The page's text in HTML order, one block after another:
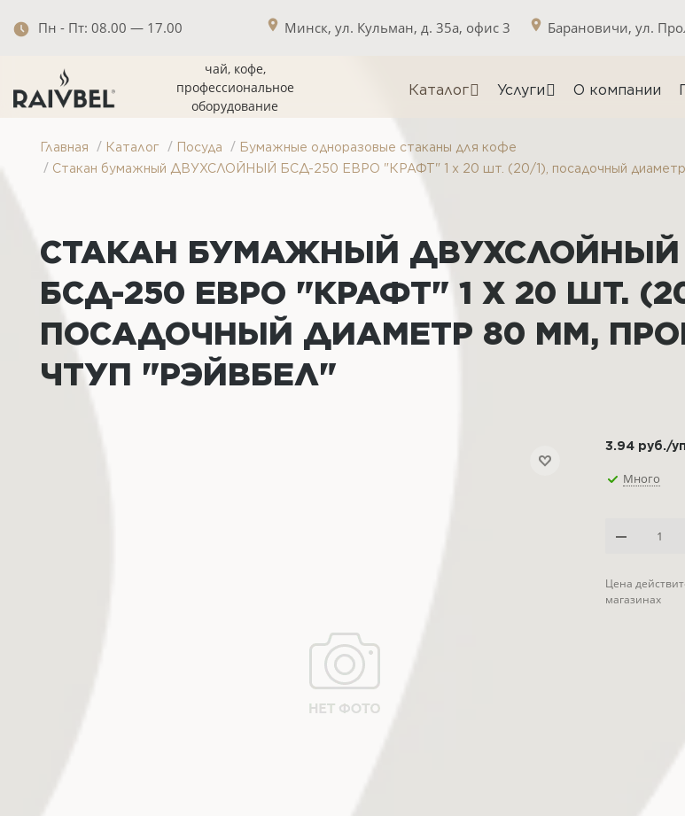
Пн - Пт: 08.00 — 17.00 Минск, ул. Кульман, д. 35а, офис 3 Барановичи, ул.
чай, кофе,
профессиональное
оборудование
Каталог Услуги О компании
Главная / Каталог / Посуда / Бумажные одноразовые стаканы для кофе
/ Стакан бумажный ДВУХСЛОЙНЫЙ БСД-250 ЕВРО "КРАФТ" 1 х 20 шт. (20/1), посадочный диаметр
СТАКАН БУМАЖНЫЙ ДВУХСЛОЙНЫЙ
БСД-250 ЕВРО "КРАФТ" 1 Х 20 ШТ.
ПОСАДОЧНЫЙ ДИАМЕТР 80 ММ,
ЧТУП "РЭЙВБЕЛ"
3.94 руб./
Много
Цена
магазинах